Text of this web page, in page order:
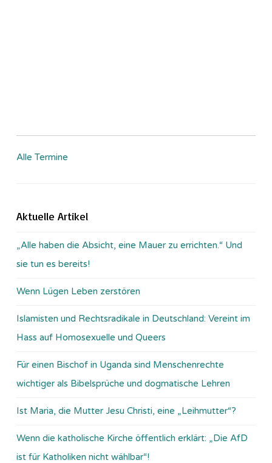
Alle Termine
Aktuelle Artikel
„Alle haben die Absicht, eine Mauer zu errichten.“ Und
sie tun es bereits!
Wenn Lügen Leben zerstören
Islamisten und Rechtsradikale in Deutschland: Vereint im
Hass auf Homosexuelle und Queers
Für einen Bischof in Uganda sind Menschenrechte
wichtiger als Bibelsprüche und dogmatische Lehren
Ist Maria, die Mutter Jesu Christi, eine „Leihmutter“?
Wenn die katholische Kirche öffentlich erklärt: „Die AfD
ist für Katholiken nicht wählbar“!